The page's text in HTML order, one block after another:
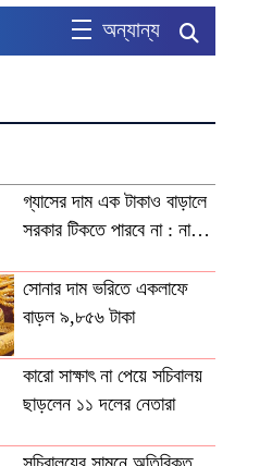
অন্যান্য
গ্যাসের দাম এক টাকাও বাড়ালে
সরকার টিকতে পারবে না : নাহিদ
সোনার দাম ভরিতে একলাফে
বাড়ল ৯,৮৫৬ টাকা
কারো সাক্ষাৎ না পেয়ে সচিবালয়
ছাড়লেন ১১ দলের নেতারা